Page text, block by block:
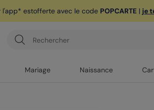
estofferte avec le code POPCARTE| je
Mariage Naissance